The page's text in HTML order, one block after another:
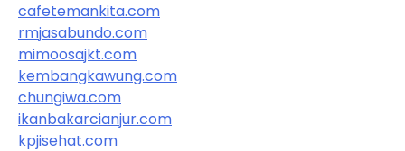
cafetemankita.com
rmjasabundo.com
mimoosajkt.com
kembangkawung.com
chungiwa.com
ikanbakarcianjur.com
kpjisehat.com